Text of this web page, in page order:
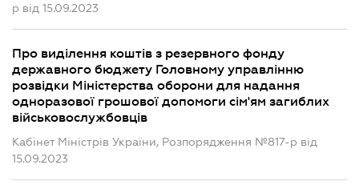
р від 15.09.2023
Про виділення коштів з резервного фонду
державного бюджету Головному управлінню
розвідки Міністерства оборони для надання
одноразової грошової допомоги сім'ям загиблих
військовослужбовців
Кабінет Міністрів України, Розпорядження №817-р від
15.09.2023